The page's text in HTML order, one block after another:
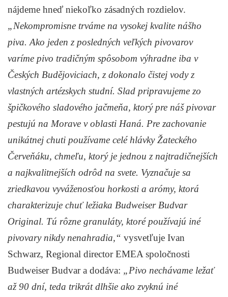
nájdeme hneď niekoľko zásadných rozdielov.
„Nekompromisne trváme na vysokej kvalite nášho
piva. Ako jeden z posledných veľkých pivovarov
varíme pivo tradičným spôsobom výhradne iba v
Českých Budějoviciach, z dokonalo čistej vody z
vlastných artézskych studní. Slad pripravujeme zo
špičkového sladového jačmeňa, ktorý pre náš pivovar
pestujú na Morave v oblasti Haná. Pre zachovanie
unikátnej chuti používame celé hlávky Žateckého
Červeňáku, chmeľu, ktorý je jednou z najtradičnejších
a najkvalitnejších odrôd na svete. Vyznačuje sa
zriedkavou vyváženosťou horkosti a arómy, ktorá
charakterizuje chuť ležiaka Budweiser Budvar
Original. Tú rôzne granuláty, ktoré používajú iné
pivovary nikdy nenahradia,“ vysvetľuje Ivan
Schwarz, Regional director EMEA spoločnosti
Budweiser Budvar a dodáva: „Pivo nechávame ležať
až 90 dní, teda trikrát dlhšie ako zvyknú iné